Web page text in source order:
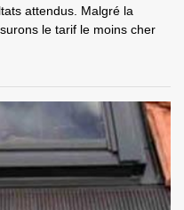
attendus. Malgré la
le tarif le moins cher